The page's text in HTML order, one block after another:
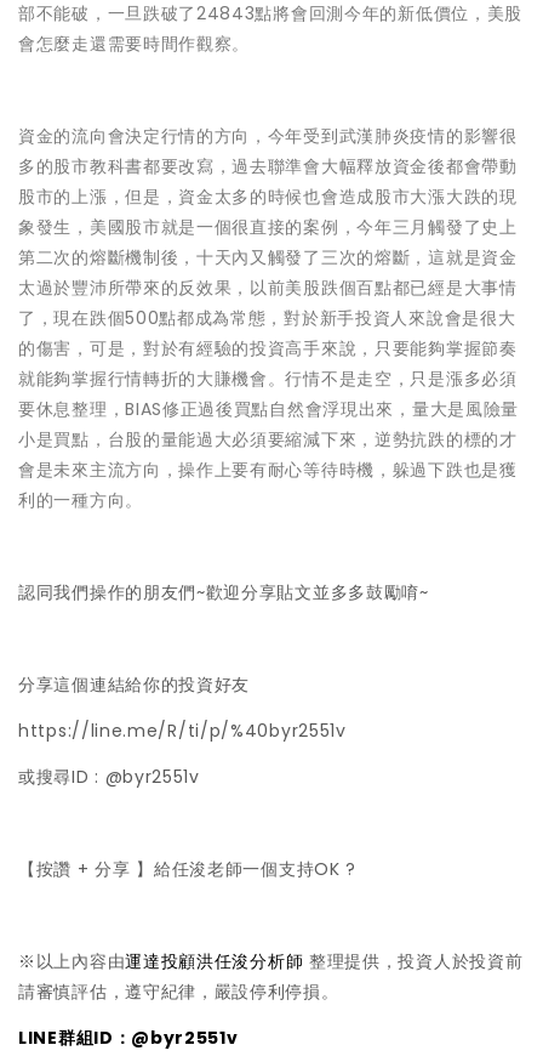
部不能破，一旦跌破了24843點將會回測今年的新低價位，美股
會怎麼走還需要時間作觀察。
資金的流向會決定行情的方向，今年受到武漢肺炎疫情的影響很
多的股市教科書都要改寫，過去聯準會大幅釋放資金後都會帶動
股市的上漲，但是，資金太多的時候也會造成股市大漲大跌的現
象發生，美國股市就是一個很直接的案例，今年三月觸發了史上
第二次的熔斷機制後，十天內又觸發了三次的熔斷，這就是資金
太過於豐沛所帶來的反效果，以前美股跌個百點都已經是大事情
了，現在跌個500點都成為常態，對於新手投資人來說會是很大
的傷害，可是，對於有經驗的投資高手來說，只要能夠掌握節奏
就能夠掌握行情轉折的大賺機會。行情不是走空，只是漲多必須
要休息整理，BIAS修正過後買點自然會浮現出來，量大是風險量
小是買點，台股的量能過大必須要縮減下來，逆勢抗跌的標的才
會是未來主流方向，操作上要有耐心等待時機，躲過下跌也是獲
利的一種方向。
認同我們操作的朋友們~歡迎分享貼文並多多鼓勵唷~
分享這個連結給你的投資好友
https://line.me/R/ti/p/%40byr2551v
或搜尋ID : @byr2551v
【按讚 + 分享 】給任浚老師一個支持OK ?
※以上內容由運達投顧洪任浚分析師 整理提供，投資人於投資前
請審慎評估，遵守紀律，嚴設停利停損。
LINE群組ID：@byr2551v